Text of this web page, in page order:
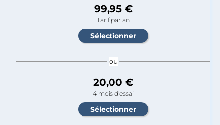
99,95 €
Tarif par an
ou
20,00 €
4 mois d'essai